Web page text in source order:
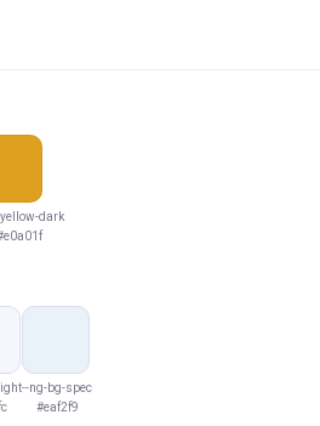
dark
--ng-bg-spec
#eaf2f9